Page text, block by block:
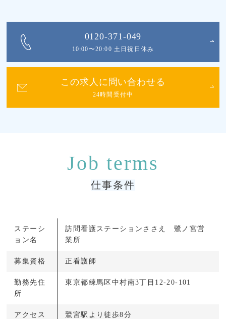
0120-371-049
10:00〜20:00 土日祝日休み
この求人に問い合わせる
24時間受付中
仕事条件
ステーシ
ョン名
訪問看護ステーションささえ 鷺ノ宮営
業所
募集資格 正看護師
勤務先住
所
東京都練馬区中村南3丁目12-20-101
アクセス 鷲宮駅より徒歩8分